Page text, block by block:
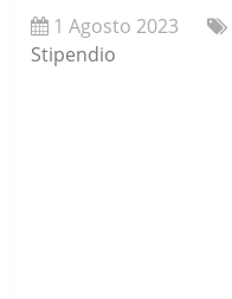
1 Agosto 2023
Stipendio